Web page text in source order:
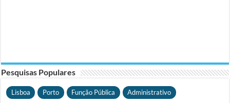
Pesquisas Populares
Lisboa Porto Função Pública Administrativo